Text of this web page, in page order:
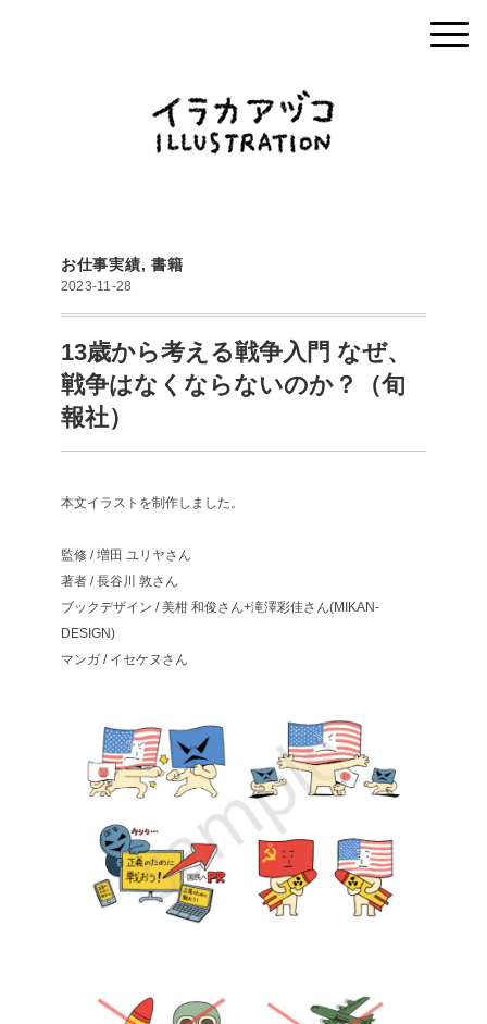
お仕事実績, 書籍
2023-11-28
13歳から考える戦争入門 なぜ、
戦争はなくならないのか？（旬
報社）
本文イラストを制作しました。
監修 / 増田 ユリヤさん
著者 / 長谷川 敦さん
ブックデザイン / 美柑 和俊さん+滝澤彩佳さん(MIKAN-
DESIGN)
マンガ / イセケヌさん